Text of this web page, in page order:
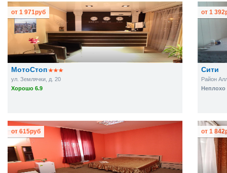
МотоСтоп
ул. Землячки, д. 20
Хорошо 6.9
от 1 971руб
Сити
Район
Неплохо
от 1 392
от 615руб от 1 842